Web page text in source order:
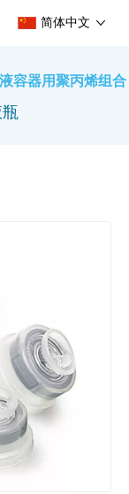
简体中文
容器用聚丙烯组合